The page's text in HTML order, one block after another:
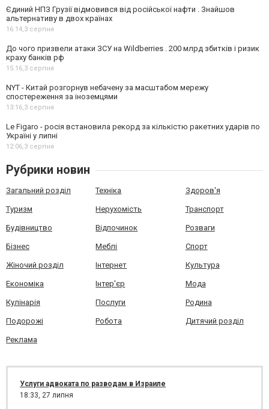
Єдиний НПЗ Грузії відмовився від російської нафти . Знайшов
альтернативу в двох країнах
16:14,3 серпня
До чого призвели атаки ЗСУ на Wildberries . 200 млрд збитків і ризик
краху банків рф
15:16,3 серпня
NYT - Китай розгорнув небачену за масштабом мережу
спостереження за іноземцями
13:16,3 серпня
Le Figaro - росія встановила рекорд за кількістю ракетних ударів по
Україні у липні
12:06,3 серпня
Рубрики новин
Загальний розділ Техніка Здоров'я
Туризм Нерухомість Транспорт
Будівництво Відпочинок Розваги
Бізнес Меблі Спорт
Жіночий розділ Інтернет Культура
Економіка Інтер'єр Мода
Кулінарія Послуги Родина
Подорожі Робота Дитячий розділ
Реклама
Услуги адвоката по разводам в Израиле
18:33, 27 липня